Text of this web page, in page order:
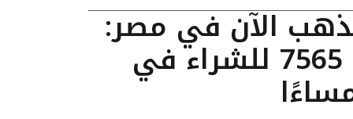
الآن في مصر:
عيار 24 يسجل 7565 للشراء في